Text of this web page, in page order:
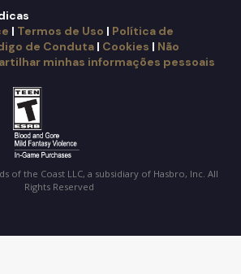
| Termos de Uso | Política de
de Conduta | Cookies | Não
minhas informações pessoais
of the Coast LLC, a subsidiary of Hasbro, Inc. All
Rights Reserved